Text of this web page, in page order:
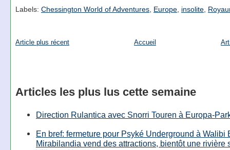
Labels: Chessington World of Adventures, Europe, insolite,
Article plus récent Accueil
Articles les plus lus cette semaine
Direction Rulantica avec Snorri Touren à Europa-
En bref: fermeture pour Psyké Underground à Walibi
Mirabilandia vend des attractions, bientôt une rivière